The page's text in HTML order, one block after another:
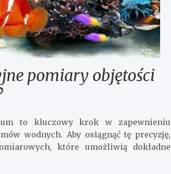
pomiary objętości
to kluczowy krok w zapewnieniu
wodnych. Aby osiągnąć tę precyzję,
które umożliwią dokładne